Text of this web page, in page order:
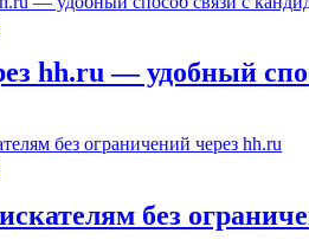
hh.ru — удобный
без